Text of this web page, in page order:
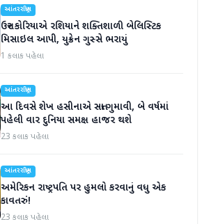
આંતરરાષ્ટ્રીય
ઉત્તર કોરિયાએ રશિયાને શક્તિશાળી બેલિસ્ટિક
મિસાઇલ આપી, યુક્રેન ગુસ્સે ભરાયું
1 કલાક પહેલા
આંતરરાષ્ટ્રીય
આ દિવસે શેખ હસીનાએ સત્તા ગુમાવી, બે વર્ષમાં
પહેલી વાર દુનિયા સમક્ષ હાજર થશે
23 કલાક પહેલા
આંતરરાષ્ટ્રીય
અમેરિકન રાષ્ટ્રપતિ પર હુમલો કરવાનું વધુ એક
કાવતરું!
23 કલાક પહેલા